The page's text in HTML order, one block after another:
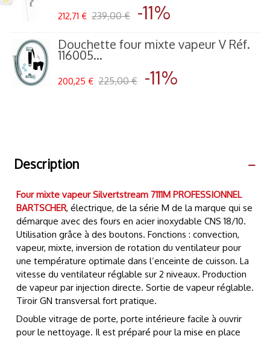
212,71 € 239,00 € -11%
Douchette four mixte vapeur V Réf.
116005...
200,25 € 225,00 € -11%
Description
Four mixte vapeurSilvertstream 7111M PROFESSIONNEL
BARTSCHER, électrique, de la série M de la marque qui se
démarque avec des fours en acier inoxydable CNS 18/10.
Utilisation grâce à des boutons. Fonctions : convection,
vapeur, mixte, inversion de rotation du ventilateur pour
une température optimale dans l’enceinte de cuisson. La
vitesse du ventilateur réglable sur 2 niveaux. Production
de vapeur par injection directe. Sortie de vapeur réglable.
Tiroir GN transversal fort pratique.
Double vitrage de porte, porte intérieure facile à ouvrir
pour le nettoyage. Il est préparé pour la mise en place